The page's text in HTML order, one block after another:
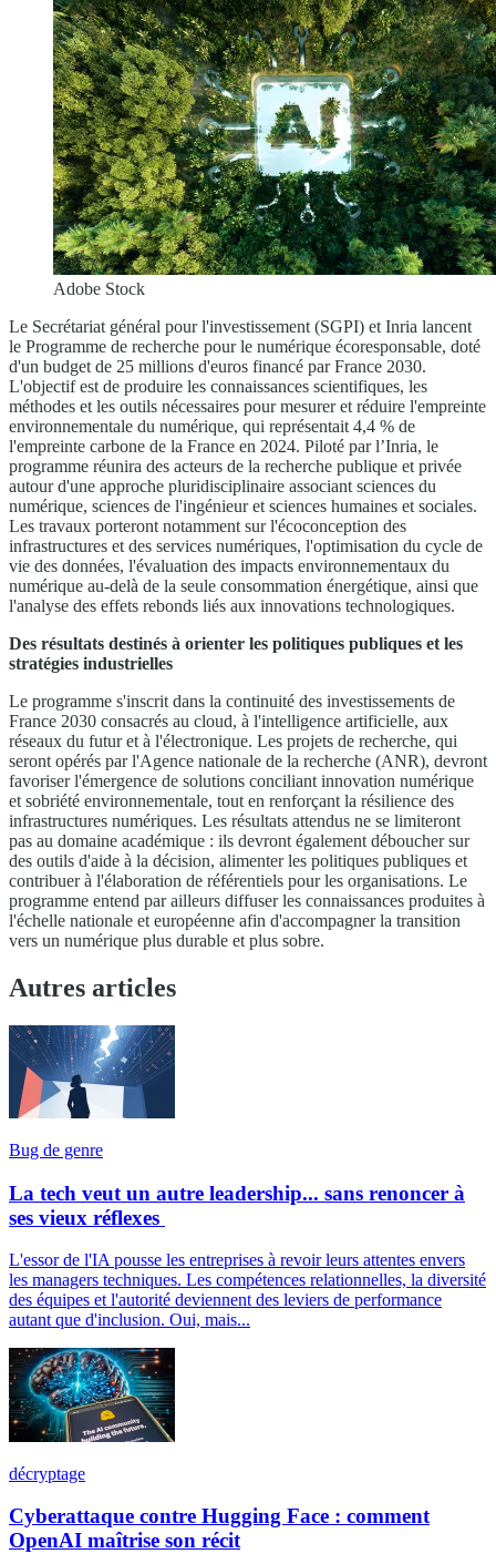
Adobe Stock
Le Secrétariat général pour l'investissement (SGPI) et Inria lancent
le Programme de recherche pour le numérique écoresponsable, doté
d'un budget de 25 millions d'euros financé par France 2030.
L'objectif est de produire les connaissances scientifiques, les
méthodes et les outils nécessaires pour mesurer et réduire l'empreinte
environnementale du numérique, qui représentait 4,4 % de
l'empreinte carbone de la France en 2024. Piloté par l’Inria, le
programme réunira des acteurs de la recherche publique et privée
autour d'une approche pluridisciplinaire associant sciences du
numérique, sciences de l'ingénieur et sciences humaines et sociales.
Les travaux porteront notamment sur l'écoconception des
infrastructures et des services numériques, l'optimisation du cycle de
vie des données, l'évaluation des impacts environnementaux du
numérique au-delà de la seule consommation énergétique, ainsi que
l'analyse des effets rebonds liés aux innovations technologiques.
Des résultats destinés à orienter les politiques publiques et les
stratégies industrielles
Le programme s'inscrit dans la continuité des investissements de
France 2030 consacrés au cloud, à l'intelligence artificielle, aux
réseaux du futur et à l'électronique. Les projets de recherche, qui
seront opérés par l'Agence nationale de la recherche (ANR), devront
favoriser l'émergence de solutions conciliant innovation numérique
et sobriété environnementale, tout en renforçant la résilience des
infrastructures numériques. Les résultats attendus ne se limiteront
pas au domaine académique : ils devront également déboucher sur
des outils d'aide à la décision, alimenter les politiques publiques et
contribuer à l'élaboration de référentiels pour les organisations. Le
programme entend par ailleurs diffuser les connaissances produites à
l'échelle nationale et européenne afin d'accompagner la transition
vers un numérique plus durable et plus sobre.
Autres articles
Bug de genre
La tech veut un autre leadership... sans renoncer à
ses vieux réflexes
L'essor de l'IA pousse les entreprises à revoir leurs attentes envers
les managers techniques. Les compétences relationnelles, la diversité
des équipes et l'autorité deviennent des leviers de performance
autant que d'inclusion. Oui, mais...
décryptage
Cyberattaque contre Hugging Face : comment
OpenAI maîtrise son récit